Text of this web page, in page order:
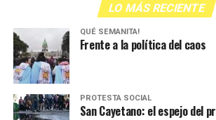
Intentar sacar ventaja jugando con la
percepción que puede existir sobre
logrará que esa percepción se perpetúe.
LO MÁS RECIENTE
QUÉ SEMANITA!
Frente a la política del caos
PROTESTA SOCIAL
San Cayetano: el espejo del